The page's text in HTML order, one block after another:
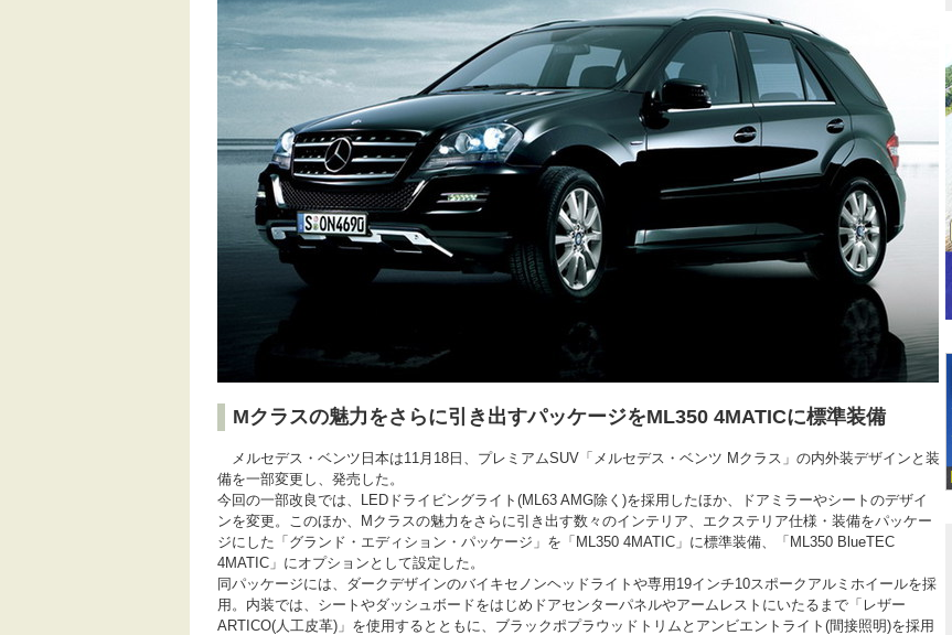
Mクラスの魅力をさらに引き出すパッケージをML350 4MATICに標準装備
メルセデス・ベンツ日本は11月18日、プレミアムSUV「メルセデス・ベンツ Mクラス」の内外装デザインと装
備を一部変更し、発売した。
今回の一部改良では、LEDドライビングライト(ML63 AMG除く)を採用したほか、ドアミラーやシートのデザイ
ンを変更。このほか、Mクラスの魅力をさらに引き出す数々のインテリア、エクステリア仕様・装備をパッケー
ジにした「グランド・エディション・パッケージ」を「ML350 4MATIC」に標準装備、「ML350 BlueTEC
4MATIC」にオプションとして設定した。
同パッケージには、ダークデザインのバイキセノンヘッドライトや専用19インチ10スポークアルミホイールを採
用。内装では、シートやダッシュボードをはじめドアセンターパネルやアームレストにいたるまで「レザー
ARTICO(人工皮革)」を使用するとともに、ブラックポプラウッドトリムとアンビエントライト(間接照明)を採用